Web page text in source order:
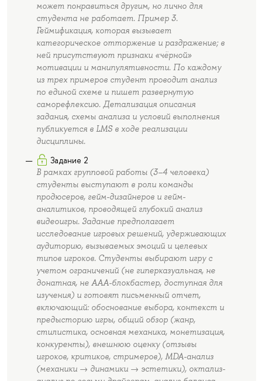
может понравиться другим, но лично для
студента не работает. Пример 3.
Геймификация, которая вызывает
категорическое отторжение и раздражение; в
ней присутствуют признаки «чёрной»
мотивации и манипулятивности. По каждому
из трех примеров студент проводит анализ
по единой схеме и пишет развернутую
саморефлексию. Детализация описания
задания, схемы анализа и условий выполнения
публикуется в LMS в ходе реализации
дисциплины.
Задание 2
В рамках групповой работы (3–4 человека)
студенты выступают в роли команды
продюсеров, гейм-дизайнеров и гейм-
аналитиков, проводящей глубокий анализ
видеоигры. Задание предполагает
исследование игровых решений, удерживающих
аудиторию, вызываемых эмоций и целевых
типов игроков. Студенты выбирают игру с
учетом ограничений (не гиперказуальная, не
донатная, не AAA-блокбастер, доступная для
изучения) и готовят письменный отчет,
включающий: обоснование выбора, контекст и
предысторию игры, общий обзор (жанр,
стилистика, основная механика, монетизация,
конкуренты), внешнюю оценку (отзывы
игроков, критиков, стримеров), MDA-анализ
(механики → динамики → эстетики), октализ-